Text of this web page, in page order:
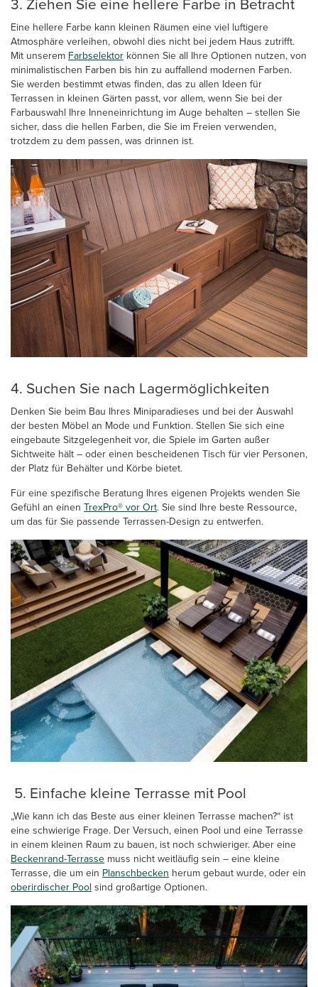
Eine hellere Farbe kann kleinen Räumen eine viel luftigere
Atmosphäre verleihen, obwohl dies nicht bei jedem Haus zutrifft.
Mit unserem Farbselektor können Sie all Ihre Optionen nutzen, von
minimalistischen Farben bis hin zu auffallend modernen Farben.
Sie werden bestimmt etwas finden, das zu allen Ideen für
Terrassen in kleinen Gärten passt, vor allem, wenn Sie bei der
Farbauswahl Ihre Inneneinrichtung im Auge behalten – stellen Sie
sicher, dass die hellen Farben, die Sie im Freien verwenden,
trotzdem zu dem passen, was drinnen ist.
4. Suchen Sie nach Lagermöglichkeiten
Denken Sie beim Bau Ihres Miniparadieses und bei der Auswahl
der besten Möbel an Mode und Funktion. Stellen Sie sich eine
eingebaute Sitzgelegenheit vor, die Spiele im Garten außer
Sichtweite hält – oder einen bescheidenen Tisch für vier Personen,
der Platz für Behälter und Körbe bietet.
Für eine spezifische Beratung Ihres eigenen Projekts wenden Sie
Gefühl an einen TrexPro® vor Ort. Sie sind Ihre beste Ressource,
um das für Sie passende Terrassen-Design zu entwerfen.
5. Einfache kleine Terrasse mit Pool
„Wie kann ich das Beste aus einer kleinen Terrasse machen?“ ist
eine schwierige Frage. Der Versuch, einen Pool und eine Terrasse
in einem kleinen Raum zu bauen, ist noch schwieriger. Aber eine
Beckenrand-Terrasse muss nicht weitläufig sein – eine kleine
Terrasse, die um ein Planschbecken herum gebaut wurde, oder ein
oberirdischer Poolsind großartige Optionen.